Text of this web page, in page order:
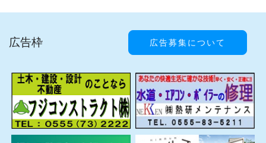
広告枠 広告募集について